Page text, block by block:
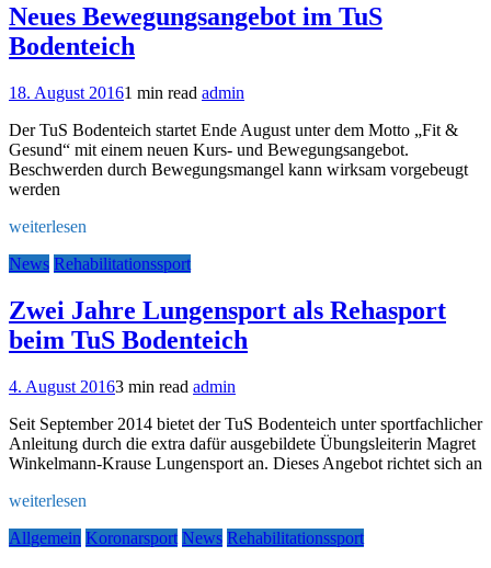
Neues Bewegungsangebot im TuS
Bodenteich
18. August 20161 min read admin
Der TuS Bodenteich startet Ende August unter dem Motto „Fit &
Gesund“ mit einem neuen Kurs- und Bewegungsangebot.
Beschwerden durch Bewegungsmangel kann wirksam vorgebeugt
werden
weiterlesen
News Rehabilitationssport
Zwei Jahre Lungensport als Rehasport
beim TuS Bodenteich
4. August 20163 min read admin
Seit September 2014 bietet der TuS Bodenteich unter sportfachlicher
Anleitung durch die extra dafür ausgebildete Übungsleiterin Magret
Winkelmann-Krause Lungensport an. Dieses Angebot richtet sich an
weiterlesen
Allgemein Koronarsport News Rehabilitationssport